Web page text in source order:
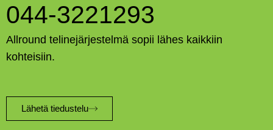
044-3221293
Allround telinejärjestelmä sopii lähes kaikkiin
kohteisiin.
Lähetä tiedustelu